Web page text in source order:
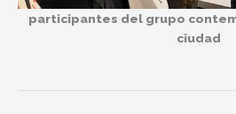
participantes del grupo
ciudad